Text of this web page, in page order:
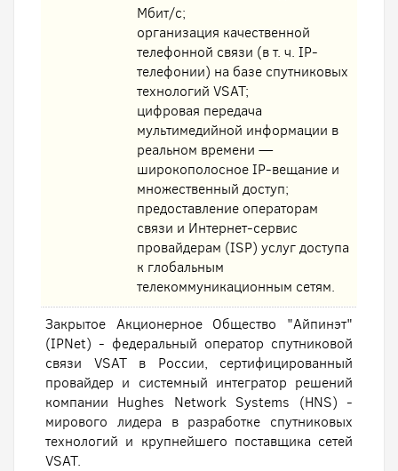
Мбит/с;
организация качественной
телефонной связи (в т. ч. IP-
телефонии) на базе спутниковых
технологий VSAT;
цифровая передача
мультимедийной информации в
реальном времени —
широкополосное IP-вещание и
множественный доступ;
предоставление операторам
связи и Интернет-сервис
провайдерам (ISP) услуг доступа
к глобальным
телекоммуникационным сетям.
Закрытое Акционерное Общество "Айпинэт"
(IPNet) - федеральный оператор спутниковой
связи VSAT в России, сертифицированный
провайдер и системный интегратор решений
компании Hughes Network Systems (HNS) -
мирового лидера в разработке спутниковых
технологий и крупнейшего поставщика сетей
VSAT.